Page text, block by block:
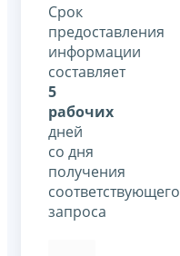
Срок
предоставления
информации
составляет
5
рабочих
дней
со дня
получения
соответствующего
запроса